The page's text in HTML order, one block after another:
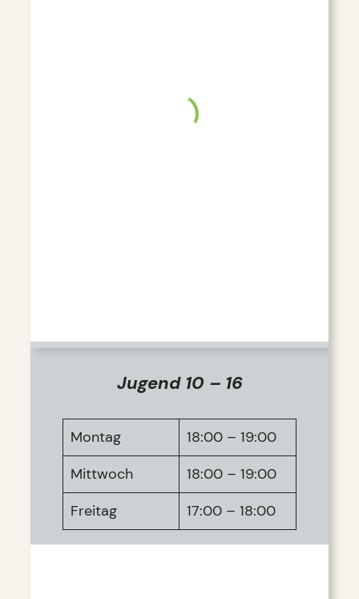
Jugend 10 – 16
Montag
18:00 – 19:00
Mittwoch
18:00 – 19:00
Freitag
17:00 – 18:00